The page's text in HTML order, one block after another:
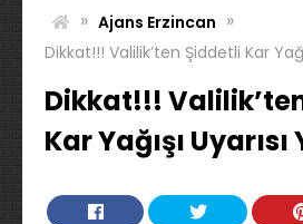
» Ajans Erzincan »
Dikkat!!! Valilik’ten Şiddetli Kar
Dikkat!!!
Kar Yağışı Uyarısı